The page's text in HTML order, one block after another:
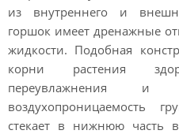
из внутреннего и
горшок имеет дренажные
жидкости. Подобная
корни растения
переувлажнения и
воздухопроницаемость
стекает в нижнюю часть